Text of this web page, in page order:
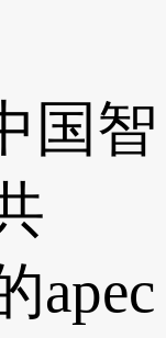
国智
apec